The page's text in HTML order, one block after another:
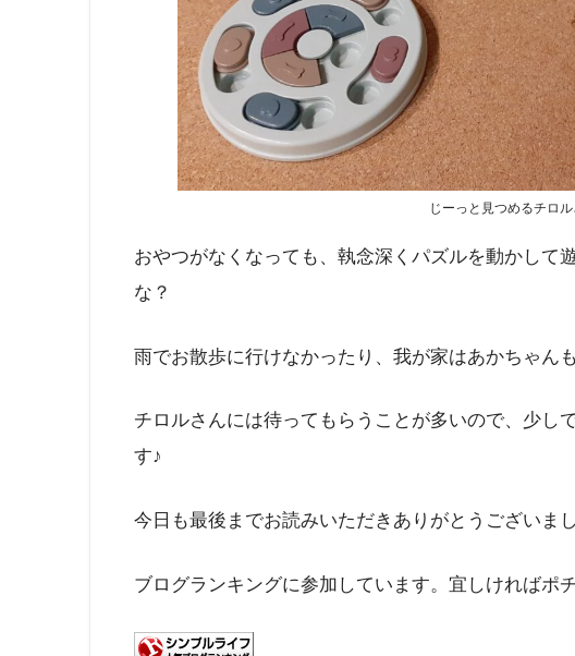
じーっと見つめるチロ
おやつがなくなっても、執念深くパズルを動かして
な？
雨でお散歩に行けなかったり、我が家はあかちゃん
チロルさんには待ってもらうことが多いので、少し
す♪
今日も最後までお読みいただきありがとうございま
ブログランキングに参加しています。宜しければポ